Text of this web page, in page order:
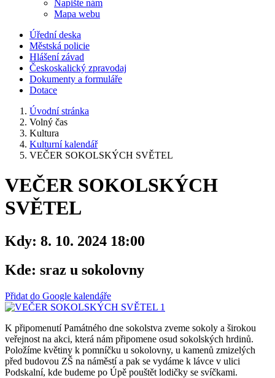
Napište nám
Mapa webu
Úřední deska
Městská policie
Hlášení závad
Českoskalický zpravodaj
Dokumenty a formuláře
Dotace
Úvodní stránka
Volný čas
Kultura
Kulturní kalendář
VEČER SOKOLSKÝCH SVĚTEL
VEČER SOKOLSKÝCH
SVĚTEL
Kdy: 8. 10. 2024 18:00
Kde: sraz u sokolovny
Přidat do Google kalendáře
K připomenutí Památného dne sokolstva zveme sokoly a širokou
veřejnost na akci, která nám připomene osud sokolských hrdinů.
Položíme květiny k pomníčku u sokolovny, u kamenů zmizelých
před budovou ZŠ na náměstí a pak se vydáme k lávce v ulici
Podskalní, kde budeme po Úpě pouštět lodičky se svíčkami.